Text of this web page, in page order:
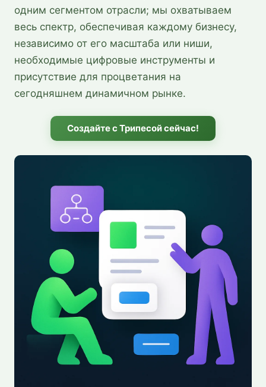
одним сегментом отрасли; мы охватываем
весь спектр, обеспечивая каждому бизнесу,
независимо от его масштаба или ниши,
необходимые цифровые инструменты и
присутствие для процветания на
сегодняшнем динамичном рынке.
Создайте с Трипесой сейчас!